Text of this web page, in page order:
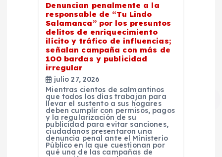
Denuncian penalmente a la
responsable de “Tu Lindo
Salamanca” por los presuntos
delitos de enriquecimiento
ilícito y tráfico de influencias;
señalan campaña con más de
100 bardas y publicidad
irregular
julio 27, 2026
Mientras cientos de salmantinos
que todos los días trabajan para
llevar el sustento a sus hogares
deben cumplir con permisos, pagos
y la regularización de su
publicidad para evitar sanciones,
ciudadanos presentaron una
denuncia penal ante el Ministerio
Público en la que cuestionan por
qué una de las campañas de